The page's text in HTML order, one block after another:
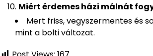
Miért érdemes házi málnát
Mert friss, vegyszermentes és
mint a bolti változat.